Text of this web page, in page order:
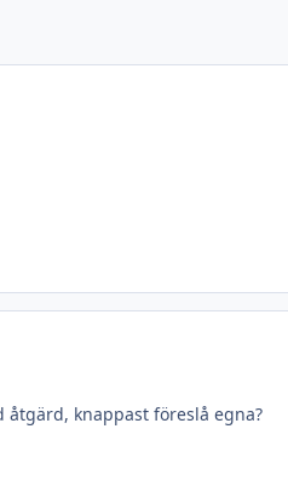
knappast föreslå egna?